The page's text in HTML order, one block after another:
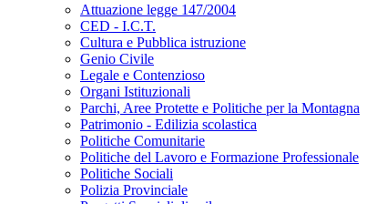
Attuazione legge 147/2004
CED - I.C.T.
Cultura e Pubblica istruzione
Genio Civile
Legale e Contenzioso
Organi Istituzionali
Parchi, Aree Protette e Politiche per la Montagna
Patrimonio - Edilizia scolastica
Politiche Comunitarie
Politiche del Lavoro e Formazione Professionale
Politiche Sociali
Polizia Provinciale